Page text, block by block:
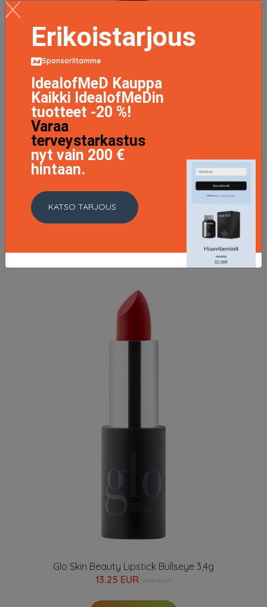
Glow Up Highlighter, Glo Skin Beauty Highlighter
26.57 EUR
LISÄTIETOJA
Glo Skin Beauty Lipstick Bullseye 3,4g
13.25 EUR
Erikoistarjous
Sponsoriltamme
IdealofMeD Kauppa
Kaikki IdealofMeDin
tuotteet -20 %!
Varaa
terveystarkastus
nyt vain 200 €
hintaan.
KATSO TARJOUS